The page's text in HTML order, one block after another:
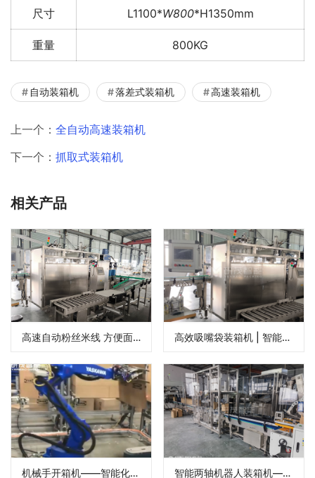
尺寸 L1100*W800*H1350mm
重量 800KG
自动装箱机 落差式装箱机 高速装箱机
上一个： 全自动高速装箱机
下一个： 抓取式装箱机
相关产品
高速自动粉丝米线 方便面速食品袋面装箱机 高效吸嘴袋装箱机 | 智能自动化解决方案
机械手开箱机——智能化机器人开箱机解决方案 智能两轴机器人装箱机——定制化适用于食品、医药、电子行业自动化生产线厂家